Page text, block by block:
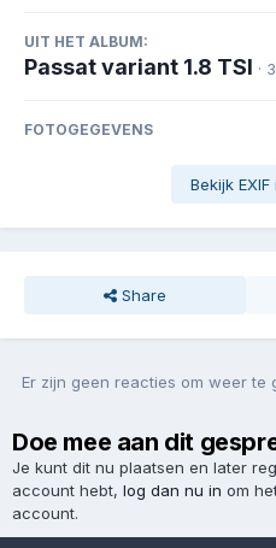
UIT HET ALBUM:
Passat variant 1.8 TSI ·
FOTOGEGEVENS
Bekijk
Share
Er zijn geen reacties om weer te
Doe mee aan dit
Je kunt dit nu plaatsen en later
account hebt, log dan nu in om
account.